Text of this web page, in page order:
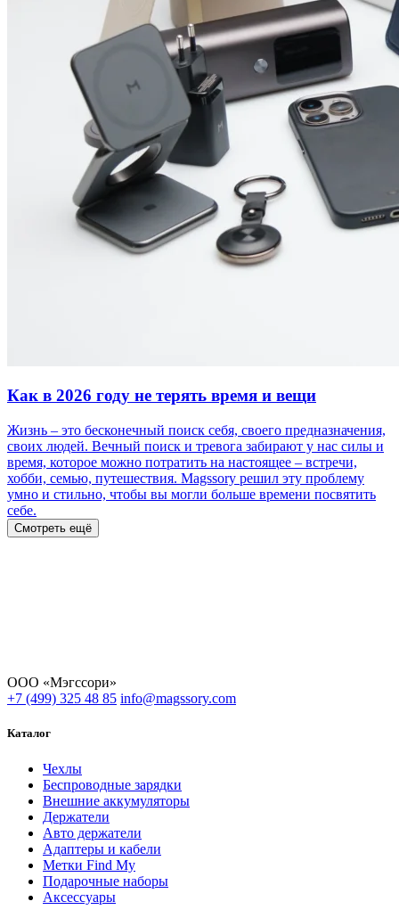
Как в 2026 году не терять время и вещи
Жизнь – это бесконечный поиск себя, своего предназначения,
своих людей. Вечный поиск и тревога забирают у нас силы и
время, которое можно потратить на настоящее – встречи,
хобби, семью, путешествия. Magssory решил эту проблему
умно и стильно, чтобы вы могли больше времени посвятить
себе.
Смотреть ещё
ООО «Мэгссори»
+7 (499) 325 48 85 info@magssory.com
Каталог
Чехлы
Беспроводные зарядки
Внешние аккумуляторы
Держатели
Авто держатели
Адаптеры и кабели
Метки Find My
Подарочные наборы
Аксессуары